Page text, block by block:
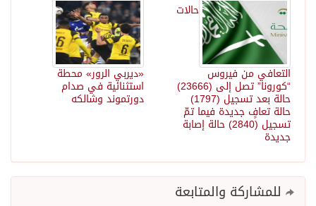
«ديربي الرور» محطة
استثنائية في صدام
دورتموند وشالكه
حالات
التعافي من فيروس
“كورونا” تصل إلى (23666)
حالة بعد تسجيل (1797)
حالة تعافٍ جديدة فيما تمّ
تسجيل (2840) حالة إصابة
جديدة
للمشاركة والمتابعة